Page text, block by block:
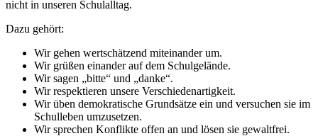
nicht in unseren Schulalltag.
Dazu gehört:
Wir gehen wertschätzend miteinander um.
Wir grüßen einander auf dem Schulgelände.
Wir sagen „bitte“ und „danke“.
Wir respektieren unsere Verschiedenartigkeit.
Wir üben demokratische Grundsätze ein und versuchen sie im
Schulleben umzusetzen.
Wir sprechen Konflikte offen an und lösen sie gewaltfrei.